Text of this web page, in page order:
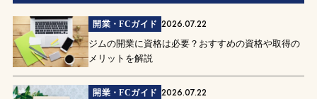
開業・FCガイド 2026.07.22
ジムの開業に資格は必要？おすすめの資格や取得の
メリットを解説
開業・FCガイド 2026.07.22